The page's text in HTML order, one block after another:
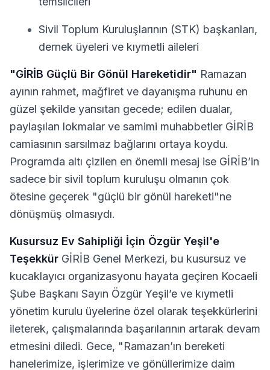
Sivil Toplum Kuruluşlarının (STK) başkanları,
dernek üyeleri ve kıymetli aileleri
"GİRİB Güçlü Bir Gönül Hareketidir" Ramazan
ayının rahmet, mağfiret ve dayanışma ruhunu en
güzel şekilde yansıtan gecede; edilen dualar,
paylaşılan lokmalar ve samimi muhabbetler GİRİB
camiasının sarsılmaz bağlarını ortaya koydu.
Programda altı çizilen en önemli mesaj ise GİRİB’in
sadece bir sivil toplum kuruluşu olmanın çok
ötesine geçerek "güçlü bir gönül hareketi"ne
dönüşmüş olmasıydı.
Kusursuz Ev Sahipliği İçin Özgür Yeşil'e
Teşekkür GİRİB Genel Merkezi, bu kusursuz ve
kucaklayıcı organizasyonu hayata geçiren Kocaeli
Şube Başkanı Sayın Özgür Yeşil’e ve kıymetli
yönetim kurulu üyelerine özel olarak teşekkürlerini
ileterek, çalışmalarında başarılarının artarak devam
etmesini diledi. Gece, "Ramazan’ın bereketi
hanelerimize, işlerimize ve gönüllerimize daim